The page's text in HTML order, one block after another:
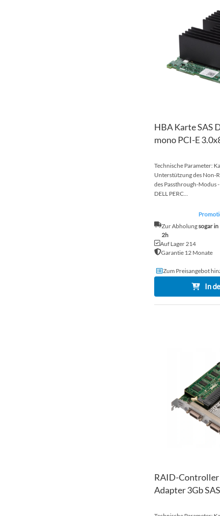
HBA Karte SAS
mono PCI-E
Technische Parameter:
Unterstützung des Non-
des Passthrough-Modus
DELL PERC...
Zur Abholungsogar in
2h
Auf Lager 214
Garantie 12 Monate
Zum Preisangebot
In
RAID-
Adapter 3Gb